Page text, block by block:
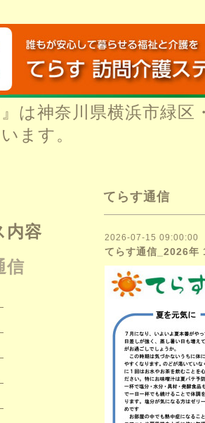
』は神奈川県横浜市緑
ます。
てらす通信
2026-07-15 09:00:00
てらす通信_2026年
内容
信